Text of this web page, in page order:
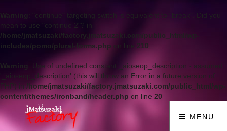
Warning
: "continue" targeting switch is equivalent to "break". Did you
mean to use "continue 2"? in
/home/jmatsuzaki/factory.jmatsuzaki.com/public_html/wp-
includes/pomo/plural-forms.php on line 210
Warning
: Use of undefined constant _aioseop_description - assumed
'_aioseop_description' (this will throw an Error in a future version of
PHP) in /home/jmatsuzaki/factory.jmatsuzaki.com/public_html/wp-
content/themes/ironband/header.php on line 20
MENU